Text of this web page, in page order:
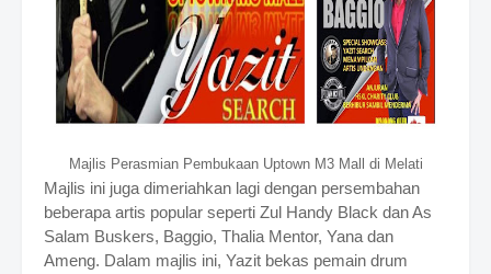
Majlis Perasmian Pembukaan Uptown M3 Mall di Melati
Majlis ini juga dimeriahkan lagi dengan persembahan
beberapa artis popular seperti Zul Handy Black dan As
Salam Buskers, Baggio, Thalia Mentor, Yana dan
Ameng. Dalam majlis ini, Yazit bekas pemain drum